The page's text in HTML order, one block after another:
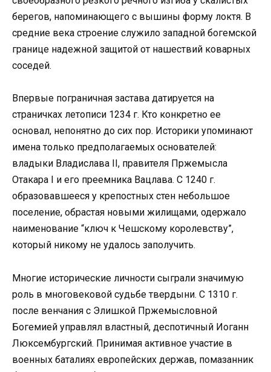
берегов, напоминающего с вышины форму локтя. В
средние века строение служило западной богемской
границе надежной защитой от нашествий коварных
соседей.
Впервые пограничная застава датируется на
страничках летописи 1234 г. Кто конкретно ее
основал, непонятно до сих пор. Историки упоминают
имена только предполагаемых основателей:
владыки Владислава II, правителя Пржемысла
Отакара I и его преемника Вацлава. С 1240 г.
образовавшееся у крепостных стен небольшое
поселение, обрастая новыми жилищами, одержало
наименование “ключ к Чешскому королевству”,
который никому не удалось заполучить.
Многие исторические личности сыграли значимую
роль в многовековой судьбе твердыни. С 1310 г.
после венчания с Элишкой Пржемысловной
Богемией управлял властный, деспотичный Иоганн
Люксембургский. Принимая активное участие в
военных баталиях европейских держав, помазанник